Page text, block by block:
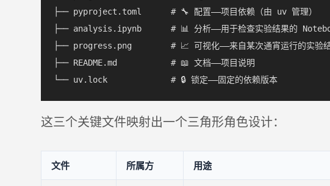
├── pyproject.toml      # 🔧 配置——项目依赖（由 uv 管理）
├── analysis.ipynb      # 📊 分析——用于检查实验结果的
├── progress.png        # 📈 可视化——来自某次通宵运行的实验
├── README.md           # 📖 文档——项目说明
这三个关键文件映射出一个三角形角色设计：
文件 所属方 用途